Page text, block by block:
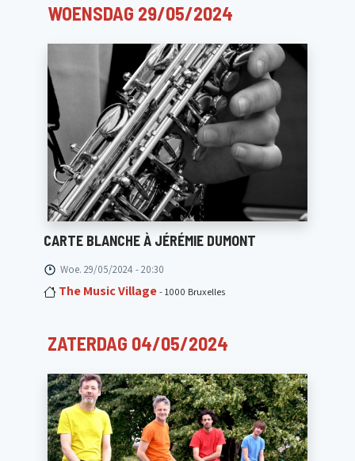
WOENSDAG 29/05/2024
CARTE BLANCHE À JÉRÉMIE DUMONT
Woe. 29/05/2024 - 20:30
The Music Village- 1000 Bruxelles
ZATERDAG 04/05/2024